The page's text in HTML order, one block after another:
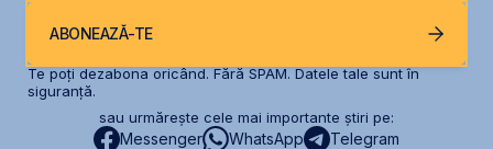
ABONEAZĂ-TE
Te poți dezabona oricând. Fără SPAM. Datele tale sunt în
siguranță.
sau urmărește cele mai importante știri pe:
Messenger WhatsApp Telegram